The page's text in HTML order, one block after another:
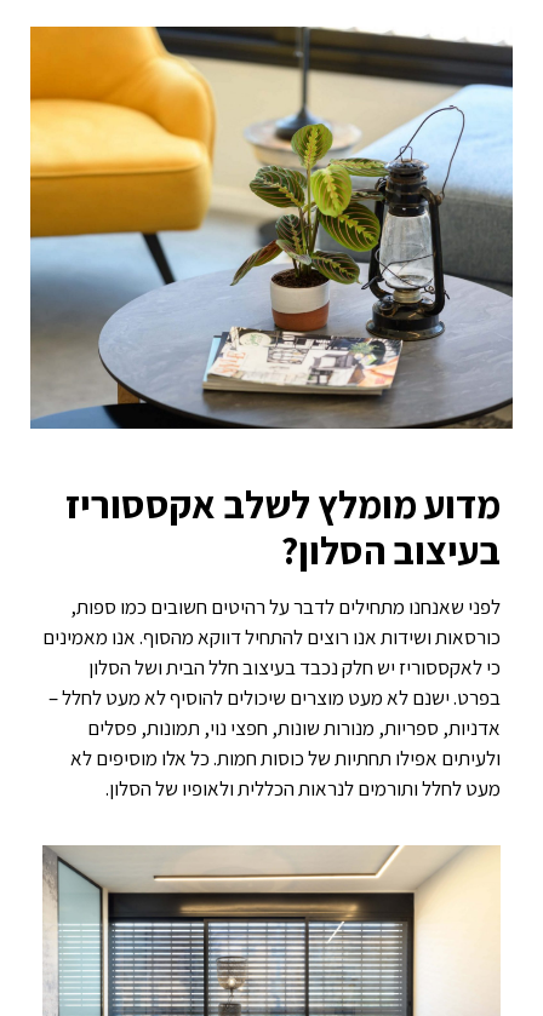
מדוע מומלץ לשלב אקססוריז
בעיצוב הסלון?
לפני שאנחנו מתחילים לדבר על רהיטים חשובים כמו ספות,
כורסאות ושידות אנו רוצים להתחיל דווקא מהסוף. אנו מאמינים
כי לאקססוריז יש חלק נכבד בעיצוב חלל הבית ושל הסלון
בפרט. ישנם לא מעט מוצרים שיכולים להוסיף לא מעט לחלל –
אדניות, ספריות, מנורות שונות, חפצי נוי, תמונות, פסלים
ולעיתים אפילו תחתיות של כוסות חמות. כל אלו מוסיפים לא
מעט לחלל ותורמים לנראות הכללית ולאופיו של הסלון.